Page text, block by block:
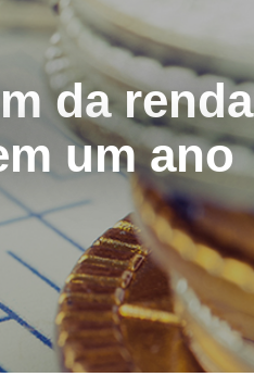
da renda
um ano